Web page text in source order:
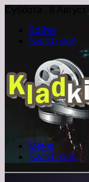
Суббота , 8 Август
Войти
Switch skin
Меню
Switch skin